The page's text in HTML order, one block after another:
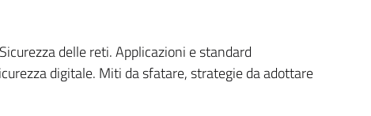
delle reti. Applicazioni e standard
digitale. Miti da sfatare, strategie da adottare